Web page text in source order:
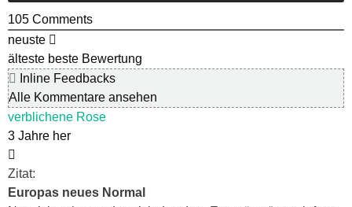
105 Comments
neuste
älteste beste Bewertung
Inline Feedbacks
Alle Kommentare ansehen
verblichene Rose
3 Jahre her
Zitat:
Europas neues Normal